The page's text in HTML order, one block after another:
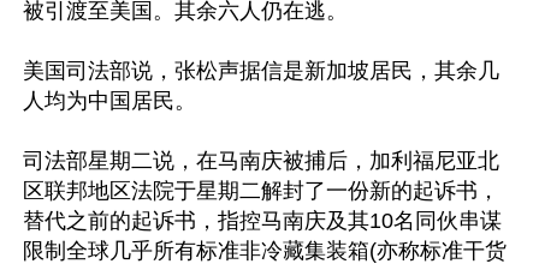
被引渡至美国。其余六人仍在逃。
美国司法部说，张松声据信是新加坡居民，其余几
人均为中国居民。
司法部星期二说，在马南庆被捕后，加利福尼亚北
区联邦地区法院于星期二解封了一份新的起诉书，
替代之前的起诉书，指控马南庆及其10名同伙串谋
限制全球几乎所有标准非冷藏集装箱(亦称标准干货